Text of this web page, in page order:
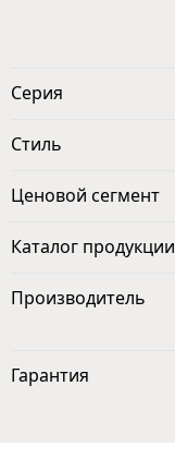
Серия
Стиль
Ценовой сегмент
Каталог продукции
Производитель
Гарантия